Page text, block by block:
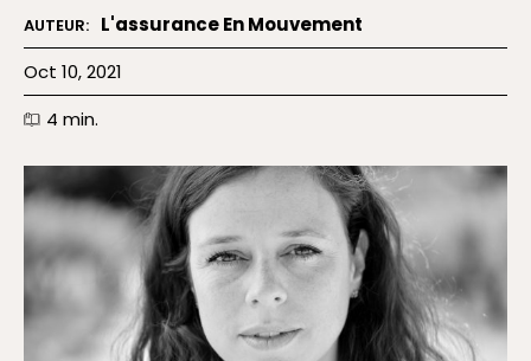
AUTEUR: L'assurance En Mouvement
Oct 10, 2021
4 min.